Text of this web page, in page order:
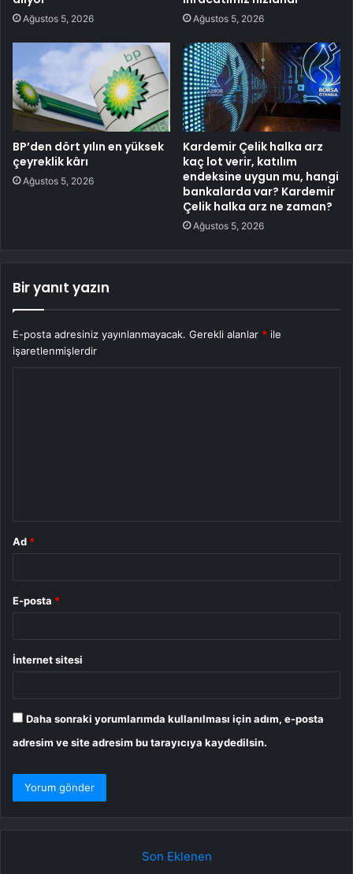
Ağustos 5, 2026 Ağustos 5, 2026
BP’den dört yılın en yüksek
çeyreklik kârı
Ağustos 5, 2026
Kardemir Çelik halka arz
kaç lot verir, katılım
endeksine uygun mu, hangi
bankalarda var? Kardemir
Çelik halka arz ne zaman?
Ağustos 5, 2026
Bir yanıt yazın
E-posta adresiniz yayınlanmayacak. Gerekli alanlar * ile
işaretlenmişlerdir
Ad *
E-posta *
İnternet sitesi
Daha sonraki yorumlarımda kullanılması için adım, e-posta
adresim ve site adresim bu tarayıcıya kaydedilsin.
Son Eklenen